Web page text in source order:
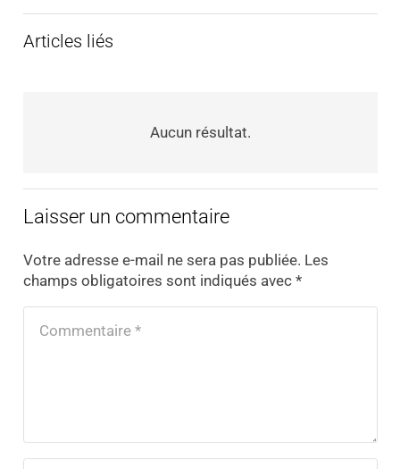
Articles liés
Aucun résultat.
Laisser un commentaire
Votre adresse e-mail ne sera pas publiée. Les
champs obligatoires sont indiqués avec *